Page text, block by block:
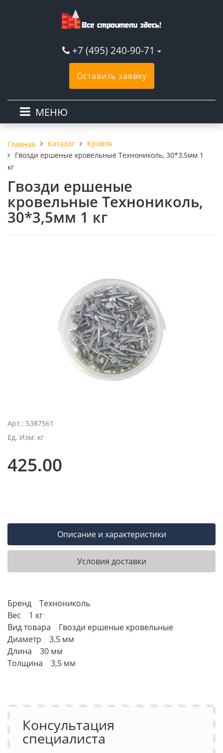
+7 (495) 240-90-71
Оставить заявку
МЕНЮ
Главная Каталог
Кровля
Гвозди ершеные кровельные Технониколь, 30*3,5мм 1
кг
Гвозди ершеные
кровельные Технониколь,
30*3,5мм 1 кг
Арт.: 5387561
Ед. Изм: кг
425.00
Описание и характеристики
Условия доставки
Бренд Технониколь
Вес 1 кг
Вид товара Гвозди ершеные кровельные
Диаметр 3,5 мм
Длина 30 мм
Толщина 3,5 мм
Консультация
специалиста